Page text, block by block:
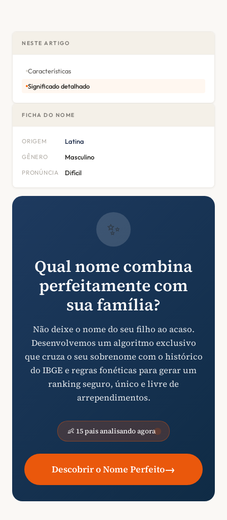
NESTE ARTIGO
Características
Significado detalhado
FICHA DO NOME
ORIGEM Latina
GÊNERO Masculino
PRONÚNCIA Difícil
✨
Qual nome combina
perfeitamente com
sua família?
Não deixe o nome do seu filho ao acaso.
Desenvolvemos um algoritmo exclusivo
que cruza o seu sobrenome com o histórico
do IBGE e regras fonéticas para gerar um
ranking seguro, único e livre de
arrependimentos.
👶 15 pais analisando agora
Descobrir o Nome Perfeito→